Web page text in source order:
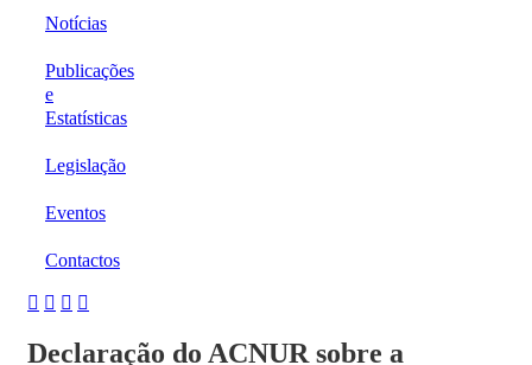
Notícias
Publicações
e
Estatísticas
Legislação
Eventos
Contactos
Declaração do ACNUR sobre a